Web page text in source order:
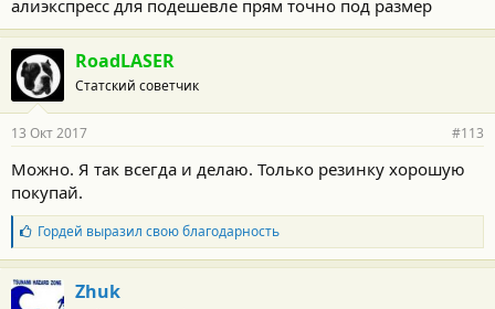
алиэкспресс для подешевле прям точно под размер
RoadLASER
Статский советчик
13 Окт 2017 #113
Можно. Я так всегда и делаю. Только резинку хорошую
покупай.
Б
л
а
г
Гордей выразил свою благодарность
Zhuk